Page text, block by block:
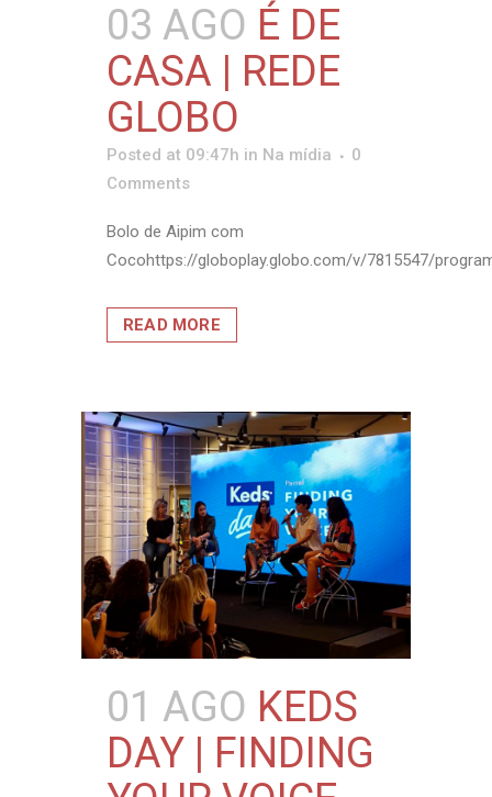
03 AGO É DE
CASA | REDE
GLOBO
Posted at 09:47h in Na mídia
0
Comments
Bolo de Aipim com
Cocohttps://globoplay.globo.com/v/7815547/
READ MORE
01 AGO KEDS
DAY | FINDING